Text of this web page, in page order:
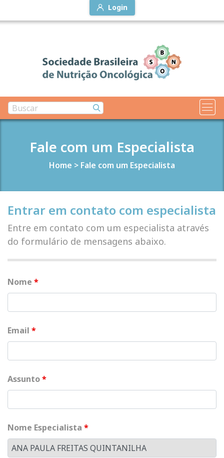
Login
Fale com um Especialista
Home > Fale com um Especialista
Entrar em contato com especialista
Entre em contato com um especialista através
do formulário de mensagens abaixo.
Nome *
Email *
Assunto*
Nome Especialista *